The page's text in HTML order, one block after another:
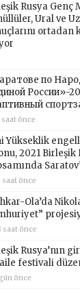
Rusya Genç
Ural ve
ortadan
по
России»-
saat önce
Yükseklik
2021 Birleşik
saat önce
Ola’da
saat önce
Rusya’nın
festivali
önce